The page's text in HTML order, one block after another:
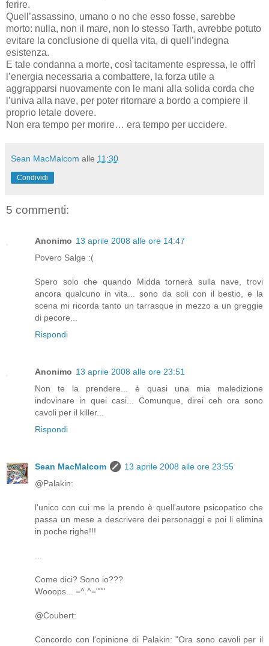
ferire.
Quell’assassino, umano o no che esso fosse, sarebbe
morto: nulla, non il mare, non lo stesso Tarth, avrebbe potuto
evitare la conclusione di quella vita, di quell’indegna
esistenza.
E tale condanna a morte, così tacitamente espressa, le offrì
l’energia necessaria a combattere, la forza utile a
aggrapparsi nuovamente con le mani alla solida corda che
l’univa alla nave, per poter ritornare a bordo a compiere il
proprio letale dovere.
Non era tempo per morire… era tempo per uccidere.
Sean MacMalcom alle 11:30
Condividi
5 commenti:
Anonimo 13 aprile 2008 alle ore 14:47
Povero Salge :(
Spero solo che quando Midda tornerà sulla nave, trovi
ancora qualcuno in vita... sono da soli con il bestio, e la
scena mi ricorda tanto un tarrasque in mezzo a un greggie
di pecore...
Rispondi
Anonimo 13 aprile 2008 alle ore 23:51
Non te la prendere... è quasi una mia maledizione
indovinare in quei casi... Comunque, direi ceh ora sono
cavoli per il killer...
Rispondi
Sean MacMalcom
13 aprile 2008 alle ore 23:55
@Palakin:
l'unico con cui me la prendo è quell'autore psicopatico che
passa un mese a descrivere dei personaggi e poi li elimina
in poche righe!!!
Come dici? Sono io???
Wooops... =^.^="""
@Coubert:
Concordo con l'opinione di Palakin: "Ora sono cavoli per il